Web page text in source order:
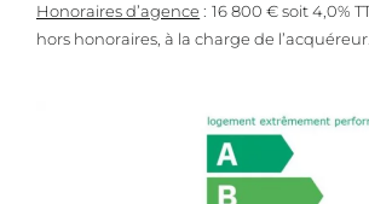
Honoraires d’agence : 16 800 € soit 4,0%
hors honoraires, à la charge de l’acquéreur.